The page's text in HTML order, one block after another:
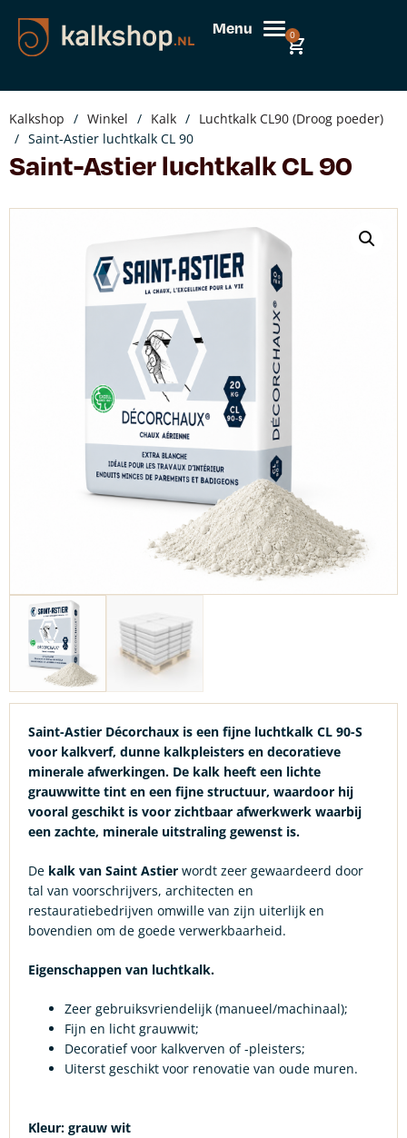
Menu 0
Kalkshop / Winkel / Kalk / Luchtkalk CL90 (Droog poeder)
/ Saint-Astier luchtkalk CL 90
Saint-Astier luchtkalk CL 90
Saint-Astier Décorchaux is een fijne luchtkalk CL 90-S
voor kalkverf, dunne kalkpleisters en decoratieve
minerale afwerkingen. De kalk heeft een lichte
grauwwitte tint en een fijne structuur, waardoor hij
vooral geschikt is voor zichtbaar afwerkwerk waarbij
een zachte, minerale uitstraling gewenst is.
De kalk van Saint Astier wordt zeer gewaardeerd door
tal van voorschrijvers, architecten en
restauratiebedrijven omwille van zijn uiterlijk en
bovendien om de goede verwerkbaarheid.
Eigenschappen van luchtkalk.
Zeer gebruiksvriendelijk (manueel/machinaal);
Fijn en licht grauwwit;
Decoratief voor kalkverven of -pleisters;
Uiterst geschikt voor renovatie van oude muren.
Kleur: grauw wit